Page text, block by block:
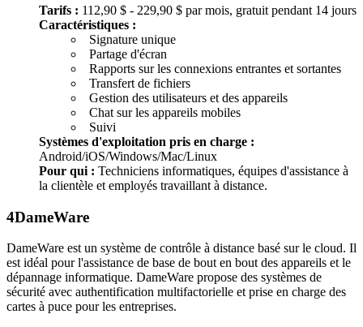
Tarifs : 112,90 $ - 229,90 $ par mois, gratuit pendant 14 jours
Caractéristiques :
Signature unique
Partage d'écran
Rapports sur les connexions entrantes et sortantes
Transfert de fichiers
Gestion des utilisateurs et des appareils
Chat sur les appareils mobiles
Suivi
Systèmes d'exploitation pris en charge :
Android/iOS/Windows/Mac/Linux
Pour qui : Techniciens informatiques, équipes d'assistance à
la clientèle et employés travaillant à distance.
4DameWare
DameWare est un système de contrôle à distance basé sur le cloud. Il
est idéal pour l'assistance de base de bout en bout des appareils et le
dépannage informatique. DameWare propose des systèmes de
sécurité avec authentification multifactorielle et prise en charge des
cartes à puce pour les entreprises.